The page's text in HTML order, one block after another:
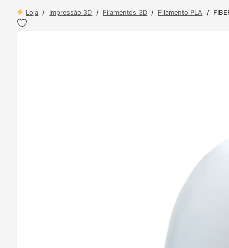
Loja / Impressão 3D / Filamentos 3D / Filamento PLA /